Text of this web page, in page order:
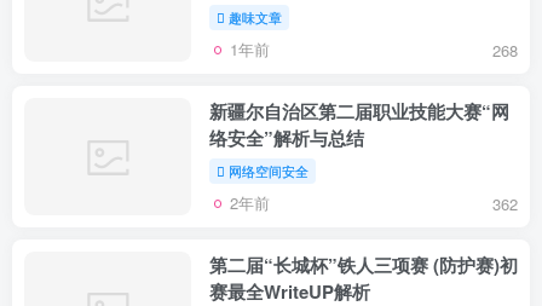
趣味文章
1年前 268
新疆尔自治区第二届职业技能大赛“网
络安全”解析与总结
网络空间安全
2年前 362
第二届“长城杯”铁人三项赛 (防护赛)初
赛最全WriteUP解析